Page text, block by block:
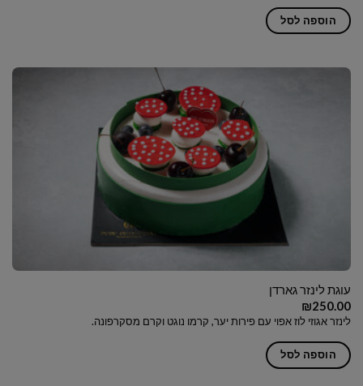
הוספה לסל
עוגת לינזר גארדן
₪250.00
לינזר אגוזי לוז אפוי עם פירות יער, קרמו נוגט וקרם מסקרפונה.
הוספה לסל